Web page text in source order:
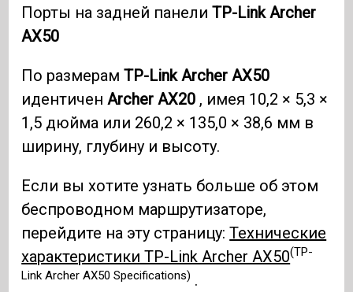
Порты на задней панелиTP-Link Archer
AX50
По размерамTP-Link Archer AX50
идентиченArcher AX20 , имея 10,2 × 5,3 ×
1,5 дюйма или 260,2 × 135,0 × 38,6 мм в
ширину, глубину и высоту.
Если вы хотите узнать больше об этом
беспроводном маршрутизаторе,
перейдите на эту страницу:Технические
характеристики TP-Link Archer AX50(TP-
Link Archer AX50 Specifications) .